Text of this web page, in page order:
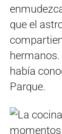
que el
había
Parque.